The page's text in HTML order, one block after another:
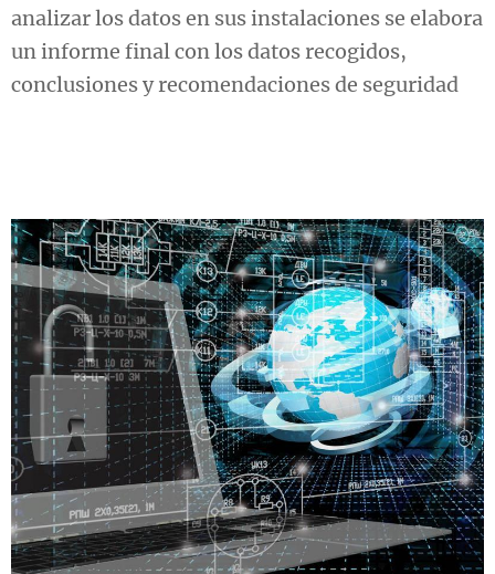
analizar los datos en sus instalaciones se elabora
un informe final con los datos recogidos,
conclusiones y recomendaciones de seguridad